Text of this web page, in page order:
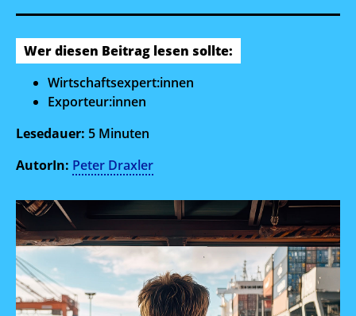
Wer diesen Beitrag lesen sollte:
Wirtschaftsexpert:innen
Exporteur:innen
Lesedauer: 5 Minuten
AutorIn: Peter Draxler